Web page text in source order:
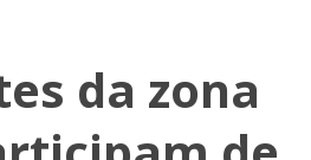
da zona